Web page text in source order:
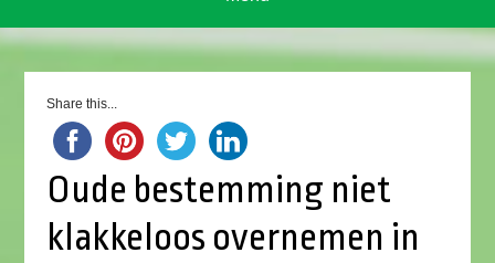
Share this...
Oude bestemming niet
klakkeloos overnemen in